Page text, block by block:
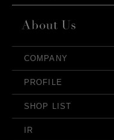
COMPANY
PROFILE
SHOP LIST
IR